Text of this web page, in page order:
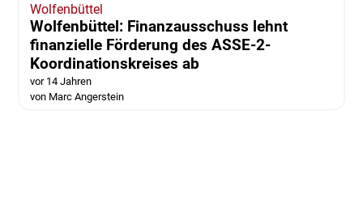
Wolfenbüttel
Wolfenbüttel: Finanzausschuss lehnt
finanzielle Förderung des ASSE-2-
Koordinationskreises ab
vor 14 Jahren
von Marc Angerstein